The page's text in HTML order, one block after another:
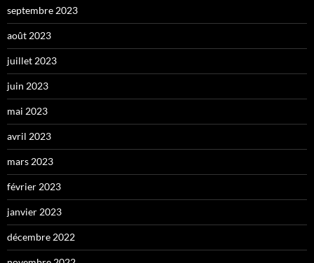
septembre 2023
août 2023
juillet 2023
juin 2023
mai 2023
avril 2023
mars 2023
février 2023
janvier 2023
décembre 2022